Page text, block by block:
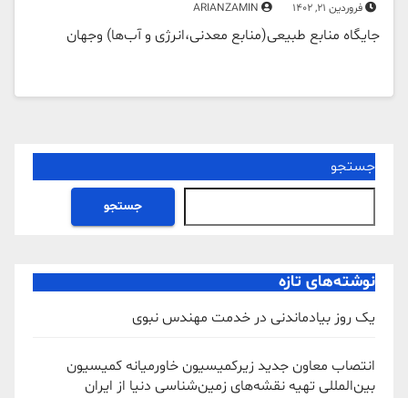
فروردین 21, 1402
جایگاه منابع طبیعی(منابع معدنی،انرژی و آب‌ها) وجهان
جستجو
جستجو
نوشته‌های تازه
یک روز بیادماندنی در خدمت مهندس نبوی
انتصاب معاون جدید زیرکمیسیون خاورمیانه کمیسیون
بین‌المللی تهیه نقشه‌های زمین‌شناسی دنیا از ایران